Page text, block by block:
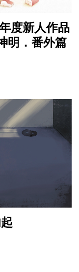
度新人作品
明．番外篇